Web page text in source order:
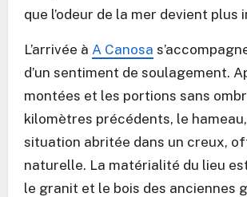
que l’odeur de la mer devient plus
L’arrivée à A Canosa
d’un sentiment de soulagement.
montées et les portions sans
kilomètres précédents, le
situation abritée dans un creux,
naturelle. La matérialité du lieu
le granit et le bois des anciennes